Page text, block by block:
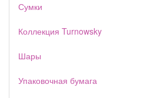
Сумки
Коллекция Turnowsky
Шары
Упаковочная бумага